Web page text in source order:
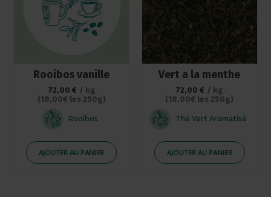
Rooibos vanille
72,00 € / kg
(18,00€ les 250g)
Rooibos
AJOUTER AU PANIER
Vert a la menthe
72,00€ / kg
(18,00€ les 250g)
Thé Vert Aromatisé
AJOUTER AU PANIER